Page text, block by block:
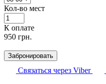
Кол-во мест
К оплате
950 грн.
Забронировать
Связаться через Viber